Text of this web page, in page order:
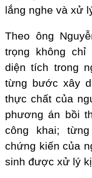
lắng nghe và xử
Theo ông
trọng không chỉ
diện tích trong
từng bước xây
thực chất của
phương án bồi
công khai;
chứng kiến của
sinh được xử lý